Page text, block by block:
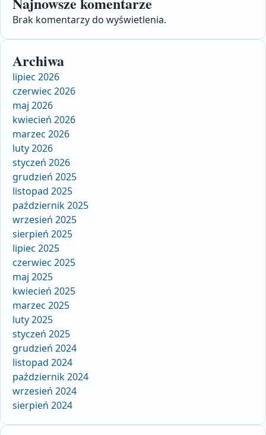
Brak komentarzy do wyświetlenia.
Archiwa
lipiec 2026
czerwiec 2026
maj 2026
kwiecień 2026
marzec 2026
luty 2026
styczeń 2026
grudzień 2025
listopad 2025
październik 2025
wrzesień 2025
sierpień 2025
lipiec 2025
czerwiec 2025
maj 2025
kwiecień 2025
marzec 2025
luty 2025
styczeń 2025
grudzień 2024
listopad 2024
październik 2024
wrzesień 2024
sierpień 2024